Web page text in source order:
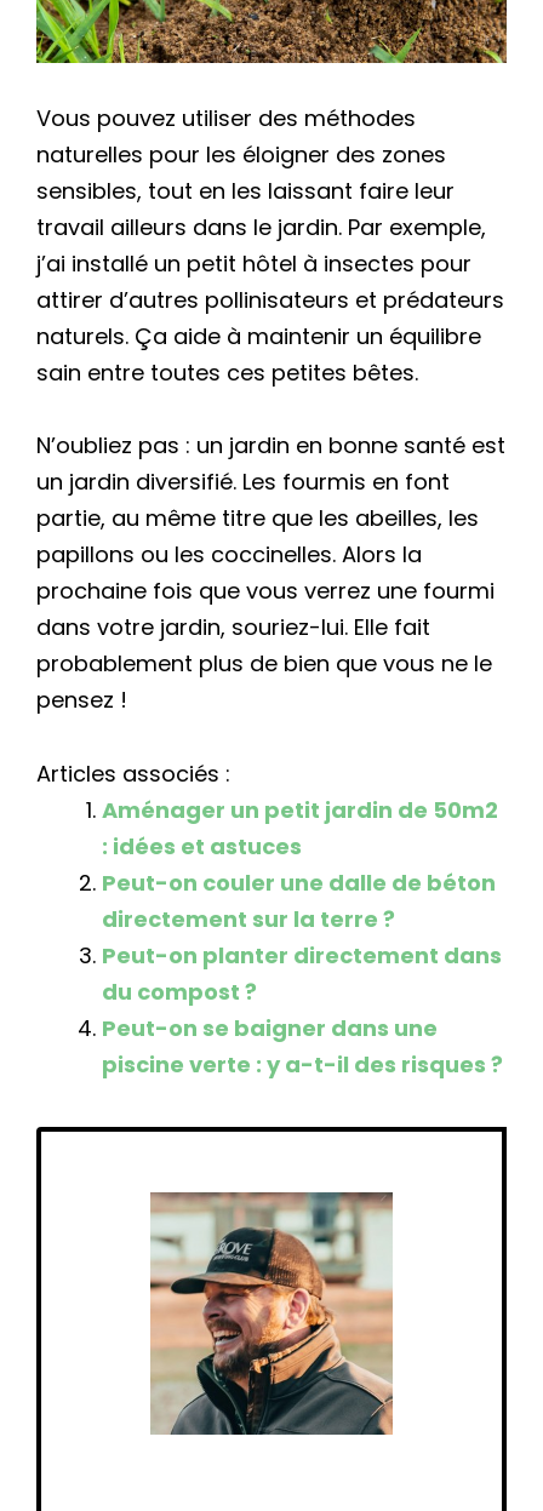
Vous pouvez utiliser des méthodes
naturelles pour les éloigner des zones
sensibles, tout en les laissant faire leur
travail ailleurs dans le jardin. Par exemple,
j’ai installé un petit hôtel à insectes pour
attirer d’autres pollinisateurs et prédateurs
naturels. Ça aide à maintenir un équilibre
sain entre toutes ces petites bêtes.
N’oubliez pas : un jardin en bonne santé est
un jardin diversifié. Les fourmis en font
partie, au même titre que les abeilles, les
papillons ou les coccinelles. Alors la
prochaine fois que vous verrez une fourmi
dans votre jardin, souriez-lui. Elle fait
probablement plus de bien que vous ne le
pensez !
Articles associés :
Aménager un petit jardin de 50m2
: idées et astuces
Peut-on couler une dalle de béton
directement sur la terre ?
Peut-on planter directement dans
du compost ?
Peut-on se baigner dans une
piscine verte : y a-t-il des risques ?